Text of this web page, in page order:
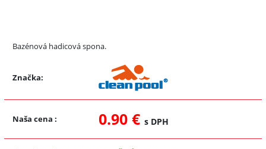
Bazénová hadicová spona.
Značka:
Naša cena : 0.90 € s DPH